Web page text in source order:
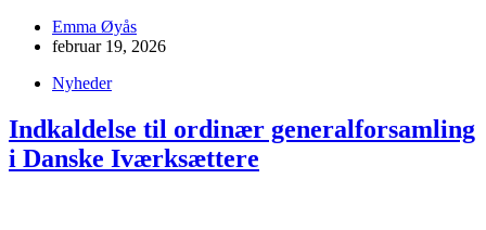
Emma Øyås
februar 19, 2026
Nyheder
Indkaldelse til ordinær generalforsamling
i Danske Iværksættere